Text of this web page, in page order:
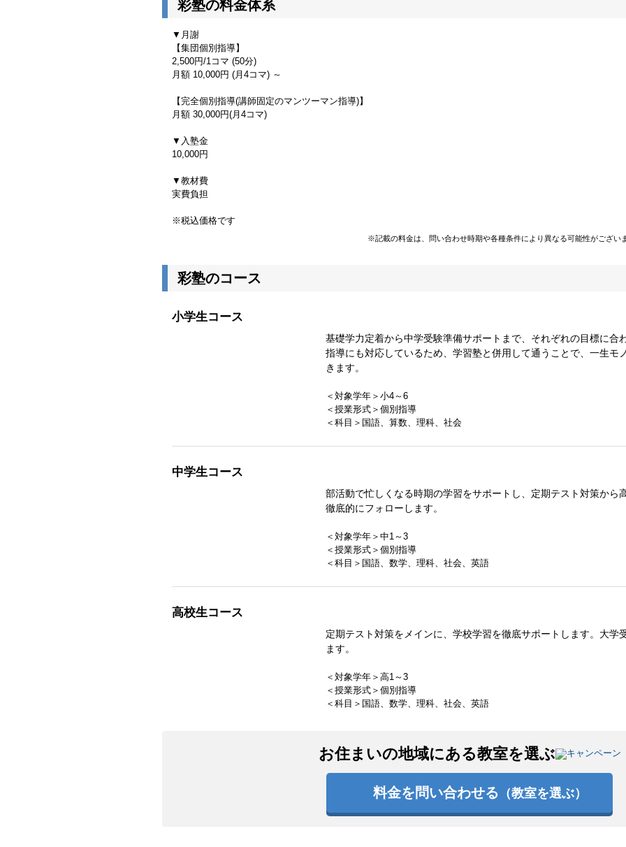
彩塾の料金体系
▼月謝
【集団個別指導】
2,500円/1コマ (50分)
月額 10,000円 (月4コマ) ～
【完全個別指導(講師固定のマンツーマン指導)】
月額 30,000円(月4コマ)
▼入塾金
10,000円
▼教材費
実費負担
※税込価格です
※記載の料金は、問い合わせ時期や各種条件により異なる可能性がござい
彩塾のコース
小学生コース
基礎学力定着から中学受験準備サポートまで、それぞれの目標に合
指導にも対応しているため、学習塾と併用して通うことで、一生モ
きます。
＜対象学年＞小4～6
＜授業形式＞個別指導
＜科目＞国語、算数、理科、社会
中学生コース
部活動で忙しくなる時期の学習をサポートし、定期テスト対策から
徹底的にフォローします。
＜対象学年＞中1～3
＜授業形式＞個別指導
＜科目＞国語、数学、理科、社会、英語
高校生コース
定期テスト対策をメインに、学校学習を徹底サポートします。大学
ます。
＜対象学年＞高1～3
＜授業形式＞個別指導
＜科目＞国語、数学、理科、社会、英語
お住まいの地域にある教室を選ぶ
料金を問い合わせる （教室を選ぶ）